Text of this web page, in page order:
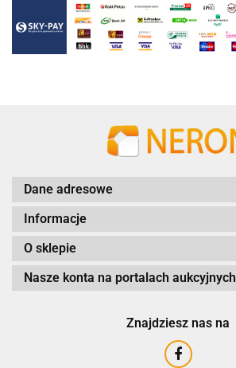
Dane adresowe
Informacje
O sklepie
Nasze konta na portalach aukcyjnych
Znajdziesz nas na